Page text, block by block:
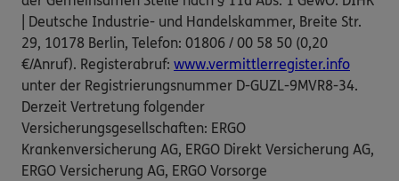
| Deutsche Industrie- und Handelskammer, Breite Str.
29, 10178 Berlin, Telefon: 01806 / 00 58 50 (0,20
€/Anruf). Registerabruf: www.vermittlerregister.info
unter der Registrierungsnummer D-GUZL-9MVR8-34.
Derzeit Vertretung folgender
Versicherungsgesellschaften: ERGO
Krankenversicherung AG, ERGO Direkt Versicherung AG,
ERGO Versicherung AG, ERGO Vorsorge